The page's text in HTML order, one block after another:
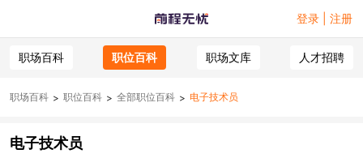
登录 | 注册
职场百科 职位百科 职场文库 人才招聘
职场百科 > 职位百科 > 全部职位百科 > 电子技术员
电子技术员